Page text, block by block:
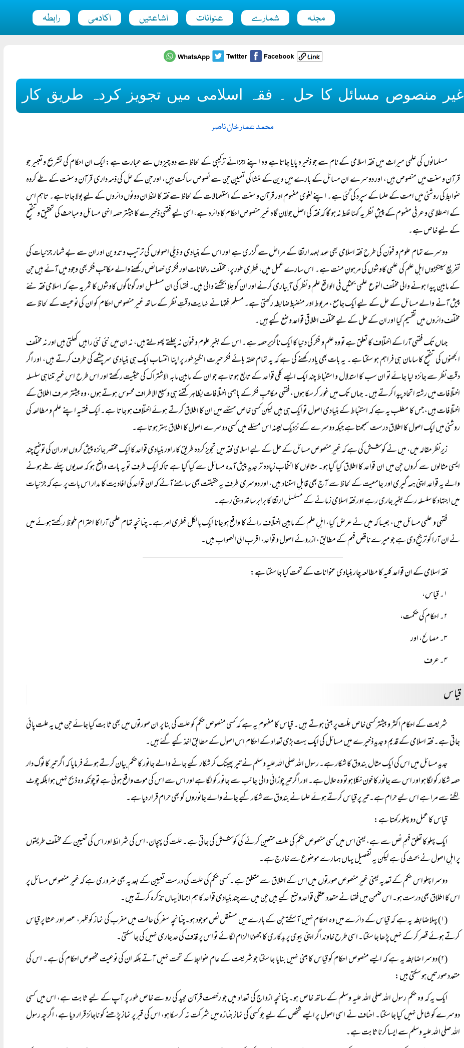
مجلہ شمارے عنوانات اشاعتیں اکادمی رابطہ
غیر منصوص مسائل کا حل ۔ فقہ اسلامی میں تجویز کردہ طریق کار
محمد عمار خان ناصر
مسلمانوں کی علمی میراث میں فقہ اسلامی کے نام سے جو ذخیرہ پایا جاتا ہے وہ اپنے اجزائے ترکیبی کے لحاظ سے دو چیزوں سے عبارت ہے: ایک ان احکام کی تشریح و تعبیر جو
قرآن و سنت میں منصوص ہیں، اور دوسرے ان مسائل کے بارے میں دین کے منشا کی تعیین جن سے نصوص ساکت ہیں، اور جن کے حل کی ذمہ داری قرآن و سنت کے طے کردہ
ضوابط کی روشنی میں امت کے علما کے سپرد کی گئی ہے۔ اپنے لغوی مفہوم اور قرآن و سنت کے استعمالات کے لحاظ سے فقہ کا لفظ ان دونوں دائروں کے لیے بولا جاتا ہے۔ تاہم اس
کے اصطلاحی و عرفی مفہوم کے پیشِ نظر یہ کہنا غلط نہ ہو گا کہ فقہ کی اصل جولان گاہ غیر منصوص احکام کا دائرہ ہے، اسی لیے فقہی ذخیرے کا بیشتر حصہ انہی مسائل و مباحث کی تحقیق و تنقیح
کے لیے خاص ہے۔
دوسرے تمام علوم و فنون کی طرح فقہ اسلامی بھی عہد بعہد ارتقا کے مراحل سے گزری ہے اور اس کے بنیادی و ذیلی اصولوں کی ترتیب و تدوین اور ان سے بے شمار جزئیات کی
تفریع سینکڑوں اہلِ علم کی علمی کاوشوں کی مرہونِ منت ہے۔ اس سارے عمل میں، فطری طور پر، مختلف رجحانات اور فکری خصائص رکھنے والے مکاتبِ فکر بھی وجود میں آئے ہیں جن
کے مابین پیدا ہونے والی مختلف النوع علمی بحثیں فی الواقع علم و نظر کی آبیاری کرنے اور ان کو جلا بخشنے والی ہیں۔ فقہا کی ان مسلسل اور گوناگوں کاوشوں کا ثمر یہ ہے کہ اسلامی فقہ نئے
پیش آنے والے مسائل کے حل کے لیے ایک جامع، مربوط اور منضبط ضابطہ رکھتی ہے۔ مسلم فقہا نے نہایت دقتِ نظر کے ساتھ غیر منصوص احکام کو ان کی نوعیت کے لحاظ سے
مختلف دائروں میں تقسیم کیا اور ان کے حل کے لیے مختلف اطلاقی قواعد وضع کیے ہیں۔
جہاں تک فقہی آرا کے اختلاف کا تعلق ہے تو وہ علم و فکر کی دنیا کا ایک ناگزیر حصہ ہے۔ اس کے بغیر علوم و فنون نہ پھلتے پھولتے ہیں، نہ ان میں نئی نئی راہیں کھلتی ہیں اور نہ مختلف
الجھنوں کی تنقیح کا سامان ہی فراہم ہو سکتا ہے۔ یہ بات بھی یاد رکھنے کی ہے کہ یہ تمام حلقہ ہائے فکر حیرت انگیز طور پر اپنا انتساب ایک ہی بنیادی سرچشمے کی طرف کرتے ہیں، اور اگر
دقتِ نظر سے جائزہ لیا جائے تو ان سب کا استدلال و استنباط چند ایک ایسے کلی قواعد کے تابع ہوتا ہے جو ان کے مابین مابہ الاشتراک کی حیثیت رکھتے اور اس طرح اس غیر متناہی سلسلہ
اختلافات میں رشتۂ اتحاد پیدا کرتے ہیں۔ جہاں تک میں غور کر سکا ہوں، فقہی مکاتبِ فکر کے باہمی اختلافات بظاہر کتنے ہی وسیع الاطراف محسوس ہوتے ہوں، وہ بیشتر صرف اطلاق کے
اختلافات ہیں، جس کا مطلب یہ ہے کہ استنباط کے بنیادی اصول تو ایک ہی ہیں لیکن کسی خاص مسئلے میں ان کا اطلاق کرتے ہوئے اختلاف ہو جاتا ہے۔ ایک فقہیہ اپنے علم و مطالعہ کی
روشنی میں ایک اصول کا اطلاق درست سمجھتا ہے جبکہ دوسرے کے نزدیک بعینہ اس مسئلے میں کسی دوسرے اصول کا اطلاق بہتر ہوتا ہے۔
زیرنظر مقالہ میں، میں نے کوشش کی ہے کہ غیر منصوص مسائل کے حل کے لیے اسلامی فقہ میں تجویز کردہ طریق کار اور بنیادی قواعد کا ایک مختصر جائزہ پیش کروں اور ان کی توضیح چند
ایسی مثالوں سے کروں جن میں ان قواعد کا اطلاق کیا گیا ہو۔ مثالوں کا انتخاب زیادہ تر جدید پیش آمدہ مسائل سے کیا گیا ہے تاکہ ایک طرف تو یہ بات واضح ہو کہ صدیوں پہلے طے ہونے
والے یہ قواعد اپنی ہمہ گیری اور جامعیت کے لحاظ سے آج بھی قابلِ استناد ہیں، اور دوسری طرف یہ حقیقت بھی سامنے آئے کہ ان قواعد کی افادیت کا مدار اس بات پر ہے کہ جزئیات
میں اجتہاد کا سلسلہ رکے بغیر جاری رہے اور فقہ اسلامی زمانے کے مسلسل ارتقا کا برابر ساتھ دیتی رہے۔
فقہی و علمی مسائل میں، جیسا کہ میں نے عرض کیا، اہلِ علم کے مابین اختلافِ رائے کا واقع ہو جانا ایک بالکل فطری امر ہے۔ چنانچہ تمام علمی آرا کا احترام ملحوظ رکھتے ہوئے میں
نے ان آرا کو ترجیح دی ہے جو میرے ناقص فہم کے مطابق، ازروئے اصول و قواعد، اقرب الی الصواب ہیں۔
فقہ اسلامی کے ان قواعد کلیہ کا مطالعہ چار بنیادی عنوانات کے تحت کیا جا سکتا ہے:
۱۔ قیاس،
۲۔ احکام کی حکمت،
۳۔ مصالح، اور
۴۔ عرف
قیاس
شریعت کے احکام اکثر و بیشتر کسی خاص عِلّت پر مبنی ہوتے ہیں۔ قیاس کا مفہوم یہ ہے کہ کسی منصوص حکم کو علت کی بنا پر ان صورتوں میں بھی ثابت کیا جائے جن میں یہ علت پائی
جاتی ہے۔ فقہ اسلامی کے قدیم و جدید ذخیرے میں مسائل کی ایک بہت بڑی تعداد کے احکام اس اصول کے مطابق اخذ کیے گئے ہیں۔
جدید مسائل میں اس کی ایک مثال بندوق کا شکار ہے۔ رسول اللہ صلی اللہ علیہ وسلم نے تیر پھینک کر شکار کیے جانے والے جانور کا حکم بیان کرتے ہوئے فرمایا کہ اگر تیر کا نوک دار
حصہ شکار کو لگا ہو اور اس سے جانور کا خون نکلا ہو تو وہ حلال ہے۔ اور اگر تیر چوڑائی والی جانب سے جانور کو لگا ہے اور اس سے اس کی موت واقع ہوئی ہے تو چونکہ وہ ذبح نہیں ہوا بلکہ چوٹ
لگنے سے مرا ہے اس لیے حرام ہے۔ تیر پر قیاس کرتے ہوئے علما نے بندوق سے شکار کیے جانے والے جانوروں کو بھی حرام قرار دیا ہے۔
قیاس کا عمل دو پہلو رکھتا ہے:
ایک پہلو کا تعلق فہمِ نص سے ہے، یعنی اس میں کسی منصوص حکم کی علت متعین کرنے کی کوشش کی جاتی ہے۔ علت کی پہچان، اس کی شرائط اور اس کی تعیین کے مختلف طریقوں
پر اہلِ اصول نے بحث کی ہے لیکن یہ تفصیل یہاں ہمارے موضوع سے خارج ہے۔
دوسرا پہلو اس حکم کے تعدیہ یعنی غیر منصوص صورتوں میں اس کے اطلاق سے متعلق ہے۔ کسی حکم کی علت کی درست تعیین کے بعد یہ بھی ضروری ہے کہ غیر منصوص مسائل پر
اس کا اطلاق بھی درست ہو۔ اس ضمن میں فقہا نے متعدد عقلی قواعد وضع کیے ہیں جن میں سے چند بنیادی قواعد کا ہم اجمالاً یہاں تذکرہ کرتے ہیں۔
(۱) پہلا ضابطہ یہ ہے کہ قیاس کے دائرے میں وہ احکام نہیں آ سکتے جن کے بارے میں مستقل نص موجود ہو۔ چنانچہ سفر کی حالت میں مغرب کی نماز کو ظہر، عصر اور عشا پر قیاس
کرتے ہوئے قصر کر کے نہیں پڑھا جا سکتا۔ اسی طرح خاوند اگر اپنی بیوی پر بدکاری کا جھوٹا الزام لگائے تو اس پر قذف کی حد جاری نہیں کی جا سکتی۔
(۲) دوسرا ضابطہ یہ ہے کہ ایسے منصوص احکام کو قیاس کا مبنی نہیں بنایا جا سکتا جو شریعت کے عام ضوابط کے تحت نہیں آتے بلکہ ان کی نوعیت مخصوص احکام کی ہے۔ اس کی
متعدد صورتیں ہو سکتی ہیں:
ایک یہ کہ وہ حکم رسول اللہ صلی اللہ علیہ وسلم کے ساتھ خاص ہو۔ چنانچہ ازواج کی تعداد میں جو رخصت قرآن مجید کی رو سے خاص طور پر آپ کے لیے ثابت ہے، اس میں کسی
دوسرے کو شامل نہیں کیا جا سکتا۔ احناف نے اسی اصول پر ایسے شخص کے لیے جو کسی کی نماز جنازہ میں شرکت نہ کر سکا ہو، اس کی قبر پر نماز پڑھنے کو ناجائز قرار دیا ہے، اگرچہ رسول
اللہ صلی اللہ علیہ وسلم سے ایسا کرنا ثابت ہے۔